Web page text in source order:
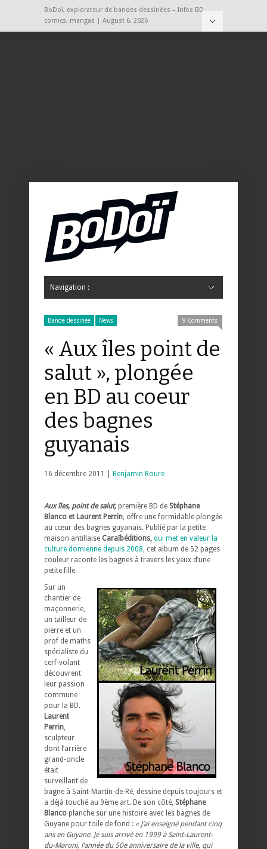
BoDoï, explorateur de bandes dessinées – Infos BD,
comics, mangas | August 6, 2026
Navigation :
Bande dessinée News 9 Comments
« Aux îles point de
salut », plongée
en BD au coeur
des bagnes
guyanais
16 décembre 2011 | Benjamin Roure
Aux îles, point de salut, première BD de Stéphane
Blanco et Laurent Perrin , offre une formidable plongée
au cœur des bagnes guyanais. Publié par la petite
maison antillaise Caraïbéditions, qui met en valeur la
culture domienne depuis 2008 , cet album de 52 pages
couleur raconte les bagnes à travers les yeux d’une
petite fille.
Sur un
chantier de
maçonnerie,
un tailleur de
pierre et un
prof de maths
spécialiste du
cerf-volant
découvrent
leur passion
commune
pour la BD.
Laurent
Perrin
sculpteur
dont l’arrière
grand-oncle
était
surveillant de
bagne à Saint-Martin-de-Ré, dessine depuis toujours et
a déjà touché au 9ème art. De son côté, Stéphane
Blanco planche sur une histoire avec les bagnes de
Guyane pour toile de fond : « J’ai enseigné pendant cinq
ans en Guyane. Je suis arrivé en 1999 à Saint-Laurent-
du-Maroni, l’année du 50e anniversaire de la ville, qui